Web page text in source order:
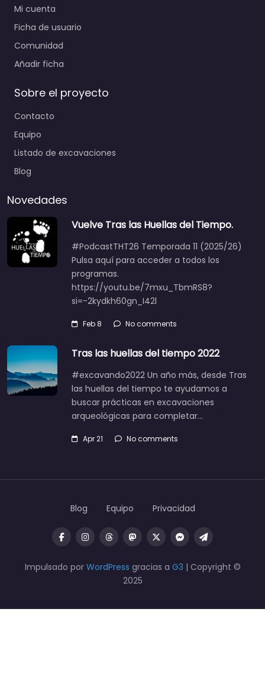
Mi cuenta
Ficha de usuario
Comunidad
Añadir ficha
Sobre el proyecto
Contacto
Equipo
Listado de excavaciones
Blog
Novedades
Vuelve Tras las Huellas del Tiempo.
#PodcastTHT26 Temporada 11 (2025/26)
Pulsa aquí para acceder a todos los
programas.
https://youtu.be/7mxu_TbmRS8?
si=-2kydkh60gn_I42l
Feb 8 No comments
Tras las huellas del tiempo 2022
#excavando2022 Un año más, desde Tras
las huellas del tiempo te ayudamos a
buscar prácticas en excavaciones
arqueológicas para completar…
Apr 21 No comments
Blog Equipo Privacidad
Impulsado por WordPress gracias a G3 | Copyright ©
2025